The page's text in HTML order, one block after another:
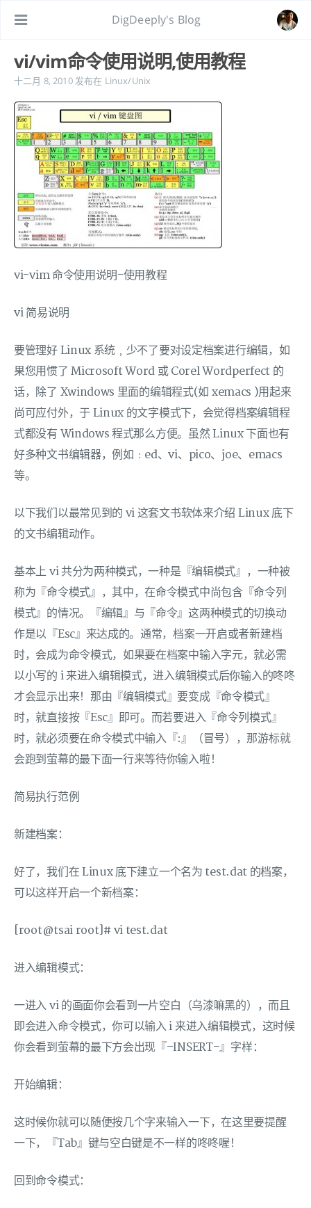
DigDeeply's Blog
vi/vim命令使用说明,使用教程
十二月 8, 2010 发布在 Linux/Unix
vi-vim 命令使用说明-使用教程
vi 简易说明
要管理好 Linux 系统﹐少不了要对设定档案进行编辑，如
果您用惯了 Microsoft Word 或 Corel Wordperfect 的
话，除了 Xwindows 里面的编辑程式(如 xemacs )用起来
尚可应付外，于 Linux 的文字模式下，会觉得档案编辑程
式都没有 Windows 程式那么方便。虽然 Linux 下面也有
好多种文书编辑器，例如﹕ed、vi、pico、joe、emacs
等。
以下我们以最常见到的 vi 这套文书软体来介绍 Linux 底下
的文书编辑动作。
基本上 vi 共分为两种模式，一种是『编辑模式』，一种被
称为『命令模式』，其中，在命令模式中尚包含『命令列
模式』的情况。『编辑』与『命令』这两种模式的切换动
作是以『Esc』来达成的。通常，档案一开启或者新建档
时，会成为命令模式，如果要在档案中输入字元，就必需
以小写的 i 来进入编辑模式，进入编辑模式后你输入的咚咚
才会显示出来！那由『编辑模式』要变成『命令模式』
时，就直接按『Esc』即可。而若要进入『命令列模式』
时，就必须要在命令模式中输入『:』（冒号），那游标就
会跑到萤幕的最下面一行来等待你输入啦！
简易执行范例
新建档案：
好了，我们在 Linux 底下建立一个名为 test.dat 的档案，
可以这样开启一个新档案：
[root@tsai root]# vi test.dat
进入编辑模式：
一进入 vi 的画面你会看到一片空白（乌漆嘛黑的），而且
即会进入命令模式，你可以输入 i 来进入编辑模式，这时候
你会看到萤幕的最下方会出现『–INSERT–』字样：
开始编辑：
这时候你就可以随便按几个字来输入一下，在这里要提醒
一下，『Tab』键与空白键是不一样的咚咚喔！
回到命令模式：